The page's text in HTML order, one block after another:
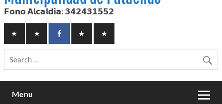
𝗙𝗼𝗻𝗼 𝗔𝗹𝗰𝗮𝗹𝗱𝗶́𝗮: 𝟯𝟰𝟮𝟰𝟯𝟭𝟱𝟱𝟮
Menu